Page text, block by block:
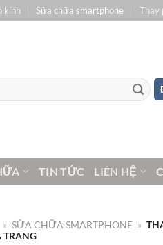
kính Sửa chữa smartphone Thay
TIN TỨC LIÊN HỆ
» SỬA CHỮA SMARTPHONE »
TRANG